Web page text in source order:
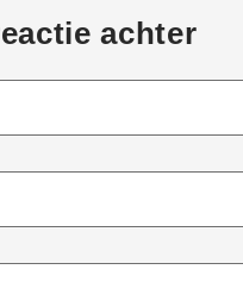
achter